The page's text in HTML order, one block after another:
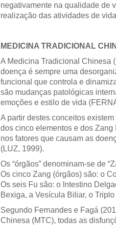
negativamente na qualidade de
realização das atividades de
MEDICINA TRADICIONAL
A Medicina Tradicional Chinesa
doença é sempre uma
funcional que controla e
são mudanças patológicas
emoções e estilo de vida
A partir destes conceitos
dos cinco elementos e dos
nos fatores que causam as
(LUZ, 1999).
Os “órgãos” denominam-se de
Os cinco Zang (órgãos) são: o
Os seis Fu são: o Intestino
Bexiga, a Vesícula Biliar, o
Segundo Fernandes e Fagá
Chinesa (MTC), todas as